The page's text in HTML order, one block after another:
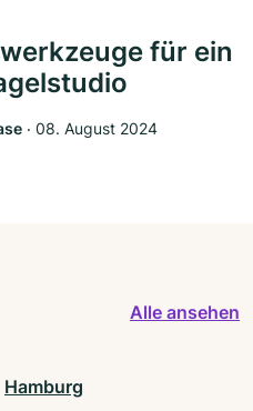
für ein
‧ 08. August 2024
Alle ansehen
Hamburg